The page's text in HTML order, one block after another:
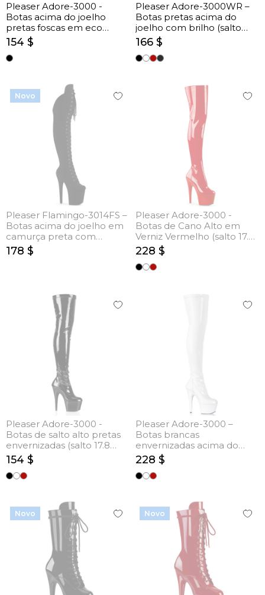
Pleaser Adore-3000 -
Botas acima do joelho
pretas foscas em eco
couro (salto 17,8 cm)
154 $
Pleaser Adore-3000WR –
Botas pretas acima do
joelho com brilho (salto
17,8 cm)
166 $
Novo
Pleaser Flamingo-3014FS –
Botas acima do joelho em
camurça preta com
atacadores (salto 20 cm)
178 $
Pleaser Adore-3000 -
Botas de Cano Alto em
Verniz Vermelho (salto 17.8
cm)
228 $
Pleaser Adore-3000 -
Botas de salto alto pretas
envernizadas (salto 17.8
cm)
154 $
Pleaser Adore-3000 –
Botas brancas
envernizadas acima do
joelho (salto 17.8 cm)
228 $
Novo Novo